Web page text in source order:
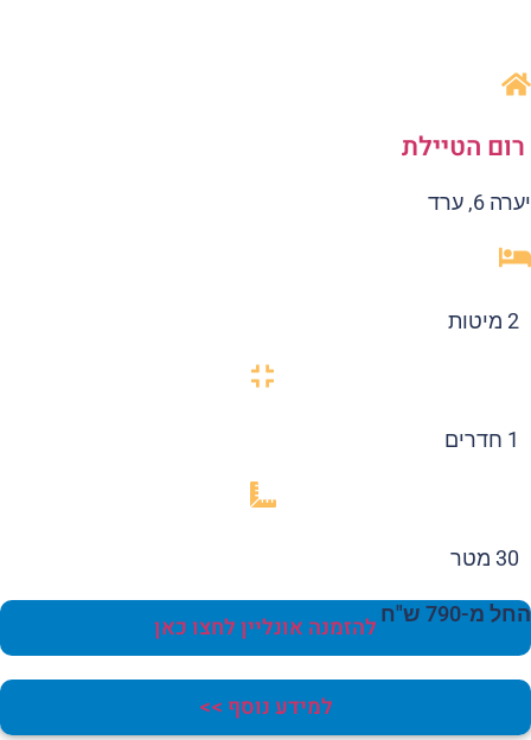
הטיילת
6, ערד
30 מטר
מ-790 ש"ח להזמנה אונליין לחצו כאן
למידע נוסף >>